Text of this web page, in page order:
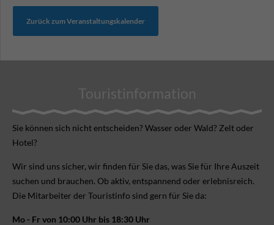
Zurück zum Veranstaltungskalender
Touristinformation
Sie können sich nicht ent­scheiden? Wasser oder Wald? Zelt oder
Hotel?
Wir sind uns sicher, wir finden für Sie das, was Sie für Ihre Aus­zeit
suchen und brauchen. Ob aktiv, ent­spannend oder erlebnis­reich.
Die Mitarbeiter der Touristinfo sind gern für Sie da:
Mo - Fr von 10:00 Uhr bis 18:30 Uhr